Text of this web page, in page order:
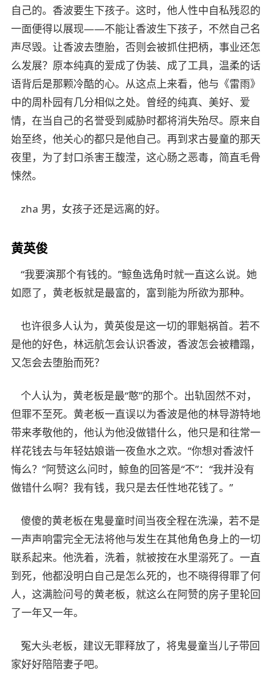
自己的。香波要生下孩子。这时，他人性中自私残忍的
一面便得以展现——不能让香波生下孩子，不然自己名
声尽毁。让香波去堕胎，否则会被抓住把柄，事业还怎
么发展？原本纯真的爱成了伪装、成了工具，温柔的话
语背后是那颗冷酷的心。从这点上来看，他与《雷雨》
中的周朴园有几分相似之处。曾经的纯真、美好、爱
情，在当自己的名誉受到威胁时都将消失殆尽。原来自
始至终，他关心的都只是他自己。再到求古曼童的那天
夜里，为了封口杀害王馥滢，这心肠之恶毒，简直毛骨
悚然。
zha 男，女孩子还是远离的好。
黄英俊
“我要演那个有钱的。”鲸鱼选角时就一直这么说。她
如愿了，黄老板就是最富的，富到能为所欲为那种。
也许很多人认为，黄英俊是这一切的罪魁祸首。若不
是他的好色，林远航怎会认识香波，香波怎会被糟蹋，
又怎会去堕胎而死？
个人认为，黄老板是最“憨”的那个。出轨固然不对，
但罪不至死。黄老板一直误以为香波是他的林导游特地
带来孝敬他的，他认为他没做错什么，他只是和往常一
样花钱去与年轻姑娘谐一夜鱼水之欢。“你想对香波忏
悔么？”阿赞这么问时，鲸鱼的回答是“不”：“我并没有
做错什么啊？我有钱，我只是去任性地花钱了。”
傻傻的黄老板在鬼曼童时间当夜全程在洗澡，若不是
一声声响雷完全无法将他与发生在其他角色身上的一切
联系起来。他洗着，洗着，就被按在水里溺死了。一直
到死，他都没明白自己是怎么死的，也不晓得得罪了何
人，这满脸问号的黄老板，就这么在阿赞的房子里轮回
了一年又一年。
冤大头老板，建议无罪释放了，将鬼曼童当儿子带回
家好好陪陪妻子吧。